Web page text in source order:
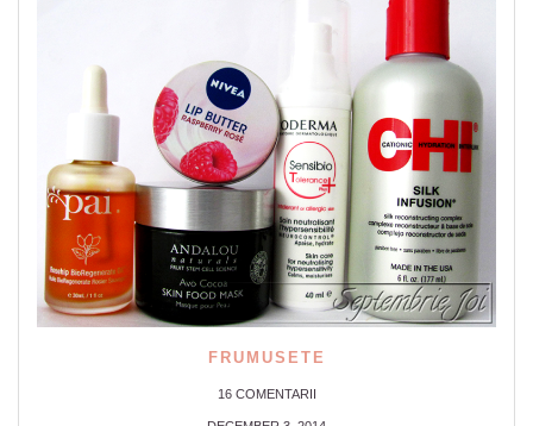
FRUMUSETE
16 COMENTARII